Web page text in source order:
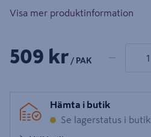
Visa mer produktinformation
509 kr / PAK −
Hämta i butik
Se lagerstatus i butik